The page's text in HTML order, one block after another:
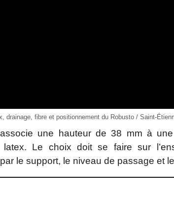
drainage, fibre et positionnement du Robusto / Saint-
une hauteur de 38 mm à
latex. Le choix doit se faire sur
le support, le niveau de passage et